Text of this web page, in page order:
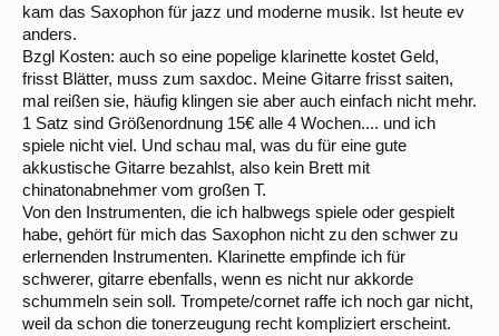
kam das Saxophon für jazz und moderne musik. Ist heute ev
anders.
Bzgl Kosten: auch so eine popelige klarinette kostet Geld,
frisst Blätter, muss zum saxdoc. Meine Gitarre frisst saiten,
mal reißen sie, häufig klingen sie aber auch einfach nicht mehr.
1 Satz sind Größenordnung 15€ alle 4 Wochen.... und ich
spiele nicht viel. Und schau mal, was du für eine gute
akkustische Gitarre bezahlst, also kein Brett mit
chinatonabnehmer vom großen T.
Von den Instrumenten, die ich halbwegs spiele oder gespielt
habe, gehört für mich das Saxophon nicht zu den schwer zu
erlernenden Instrumenten. Klarinette empfinde ich für
schwerer, gitarre ebenfalls, wenn es nicht nur akkorde
schummeln sein soll. Trompete/cornet raffe ich noch gar nicht,
weil da schon die tonerzeugung recht kompliziert erscheint.